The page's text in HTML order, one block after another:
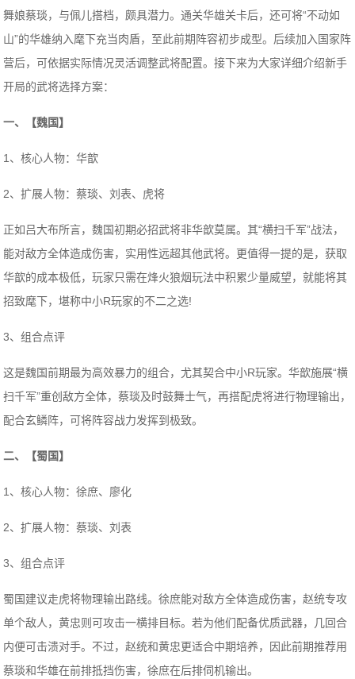
舞娘蔡琰，与佩儿搭档，颇具潜力。通关华雄关卡后，还可将“不动如
山”的华雄纳入麾下充当肉盾，至此前期阵容初步成型。后续加入国家阵
营后，可依据实际情况灵活调整武将配置。接下来为大家详细介绍新手
开局的武将选择方案：
一、【魏国】
1、核心人物：华歆
2、扩展人物：蔡琰、刘表、虎将
正如吕大布所言，魏国初期必招武将非华歆莫属。其“横扫千军”战法，
能对敌方全体造成伤害，实用性远超其他武将。更值得一提的是，获取
华歆的成本极低，玩家只需在烽火狼烟玩法中积累少量威望，就能将其
招致麾下，堪称中小R玩家的不二之选!
3、组合点评
这是魏国前期最为高效暴力的组合，尤其契合中小R玩家。华歆施展“横
扫千军”重创敌方全体，蔡琰及时鼓舞士气，再搭配虎将进行物理输出，
配合玄鳞阵，可将阵容战力发挥到极致。
二、【蜀国】
1、核心人物：徐庶、廖化
2、扩展人物：蔡琰、刘表
3、组合点评
蜀国建议走虎将物理输出路线。徐庶能对敌方全体造成伤害，赵统专攻
单个敌人，黄忠则可攻击一横排目标。若为他们配备优质武器，几回合
内便可击溃对手。不过，赵统和黄忠更适合中期培养，因此前期推荐用
蔡琰和华雄在前排抵挡伤害，徐庶在后排伺机输出。